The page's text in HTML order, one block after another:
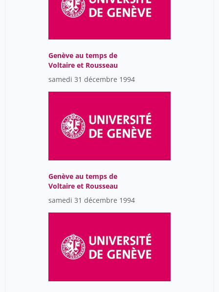
Genève au temps de
Voltaire et Rousseau
samedi 31 décembre 1994
Genève au temps de
Voltaire et Rousseau
samedi 31 décembre 1994